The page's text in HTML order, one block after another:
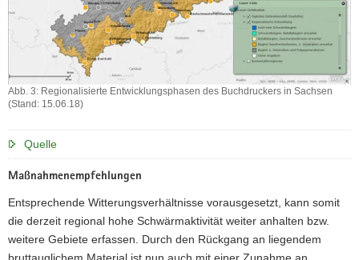
Abb. 3: Regionalisierte Entwicklungsphasen des Buchdruckers in Sachsen
(Stand: 15.06.18)
3:
Regionalisierte
Entwicklungsphasen
des
in
Sachsen
(Stand:
15.06.18)
Quelle
Maßnahmenempfehlungen
Entsprechende Witterungsverhältnisse vorausgesetzt, kann somit
die derzeit regional hohe Schwärmaktivität weiter anhalten bzw.
weitere Gebiete erfassen. Durch den Rückgang an liegendem